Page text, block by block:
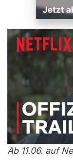
Ab 11.06. auf